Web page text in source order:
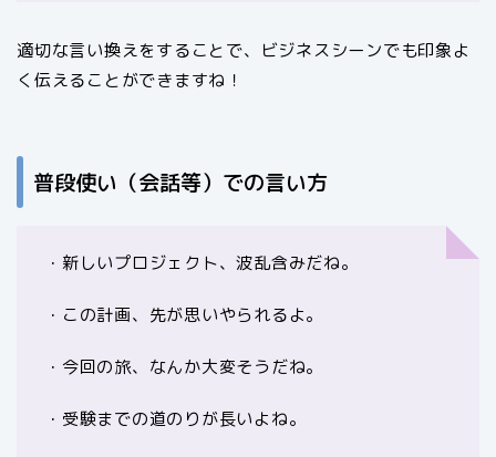
適切な言い換えをすることで、ビジネスシーンでも印象よ
く伝えることができますね！
普段使い（会話等）での言い方
・新しいプロジェクト、波乱含みだね。
・この計画、先が思いやられるよ。
・今回の旅、なんか大変そうだね。
・受験までの道のりが長いよね。